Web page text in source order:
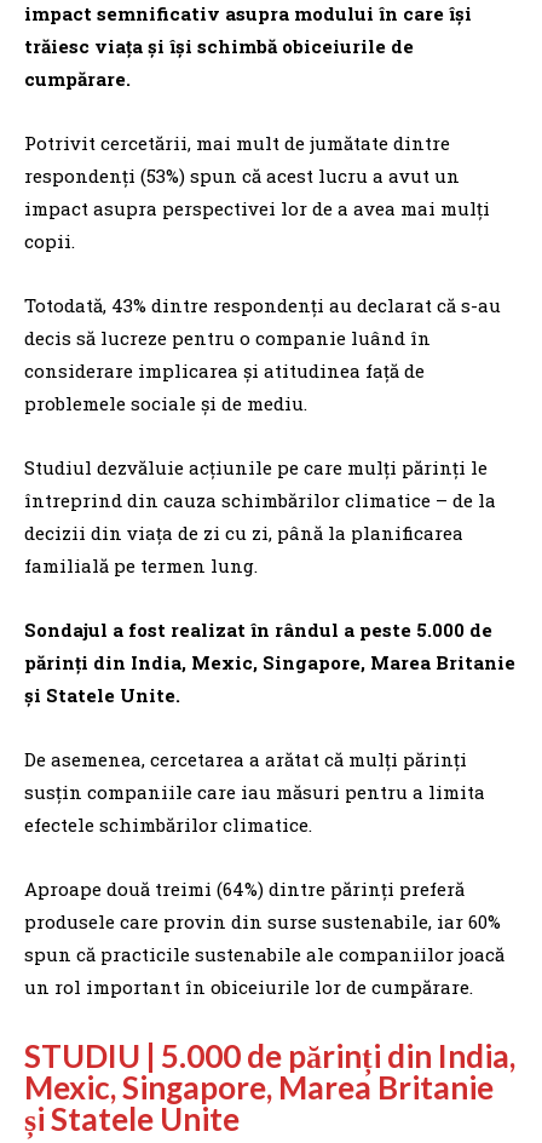
impact semnificativ asupra modului în care îşi
trăiesc viaţa şi îşi schimbă obiceiurile de
cumpărare.
Potrivit cercetării, mai mult de jumătate dintre
respondenţi (53%) spun că acest lucru a avut un
impact asupra perspectivei lor de a avea mai mulţi
copii.
Totodată, 43% dintre respondenţi au declarat că s-au
decis să lucreze pentru o companie luând în
considerare implicarea şi atitudinea faţă de
problemele sociale şi de mediu.
Studiul dezvăluie acţiunile pe care mulţi părinţi le
întreprind din cauza schimbărilor climatice – de la
decizii din viaţa de zi cu zi, până la planificarea
familială pe termen lung.
Sondajul a fost realizat în rândul a peste 5.000 de
părinţi din India, Mexic, Singapore, Marea Britanie
şi Statele Unite.
De asemenea, cercetarea a arătat că mulţi părinţi
susţin companiile care iau măsuri pentru a limita
efectele schimbărilor climatice.
Aproape două treimi (64%) dintre părinţi preferă
produsele care provin din surse sustenabile, iar 60%
spun că practicile sustenabile ale companiilor joacă
un rol important în obiceiurile lor de cumpărare.
STUDIU | 5.000 de părinți din India,
Mexic, Singapore, Marea Britanie
și Statele Unite